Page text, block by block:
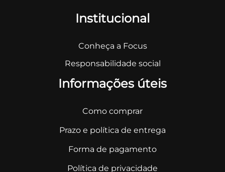
Institucional
Conheça a Focus
Responsabilidade social
Informações úteis
Como comprar
Prazo e política de entrega
Forma de pagamento
Política de privacidade